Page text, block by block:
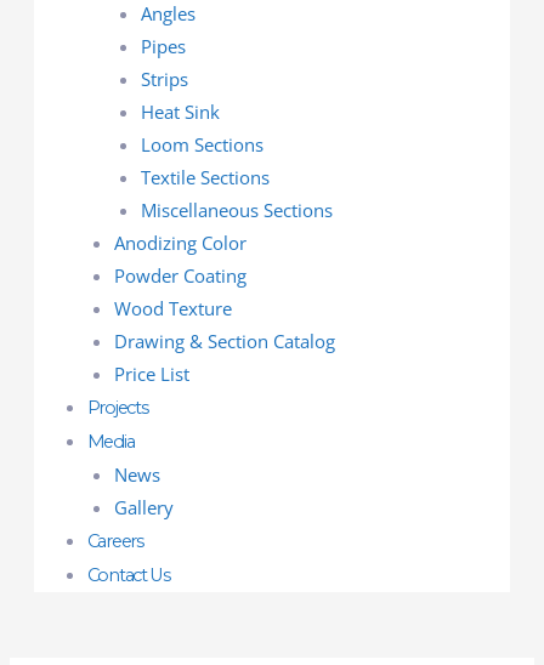
Angles
Pipes
Strips
Heat Sink
Loom Sections
Textile Sections
Miscellaneous Sections
Anodizing Color
Powder Coating
Wood Texture
Drawing & Section Catalog
Price List
Projects
Media
News
Gallery
Careers
Contact Us